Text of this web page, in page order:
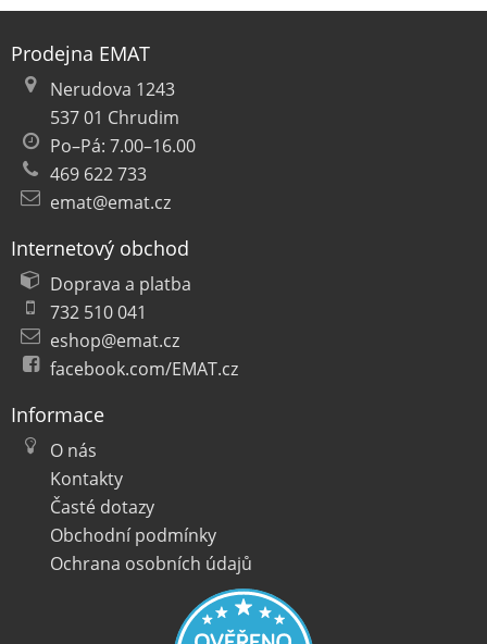
Prodejna EMAT
Nerudova 1243
537 01 Chrudim
Po–Pá: 7.00–16.00
469 622 733
emat@emat.cz
Internetový obchod
Doprava a platba
732 510 041
eshop@emat.cz
facebook.com/EMAT.cz
Informace
O nás
Kontakty
Časté dotazy
Obchodní podmínky
Ochrana osobních údajů